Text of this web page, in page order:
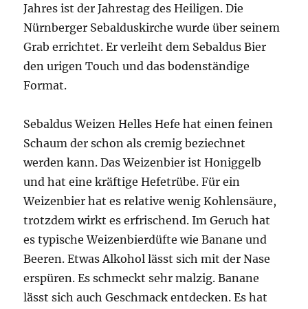
Jahres ist der Jahrestag des Heiligen. Die
Nürnberger Sebalduskirche wurde über seinem
Grab errichtet. Er verleiht dem Sebaldus Bier
den urigen Touch und das bodenständige
Format.
Sebaldus Weizen Helles Hefe hat einen feinen
Schaum der schon als cremig beziechnet
werden kann. Das Weizenbier ist Honiggelb
und hat eine kräftige Hefetrübe. Für ein
Weizenbier hat es relative wenig Kohlensäure,
trotzdem wirkt es erfrischend. Im Geruch hat
es typische Weizenbierdüfte wie Banane und
Beeren. Etwas Alkohol lässt sich mit der Nase
erspüren. Es schmeckt sehr malzig. Banane
lässt sich auch Geschmack entdecken. Es hat